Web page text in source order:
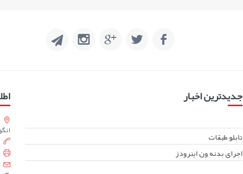
جدیدترین اخبار
تابلو طبقات
اجرای بدنه ون اینرودز